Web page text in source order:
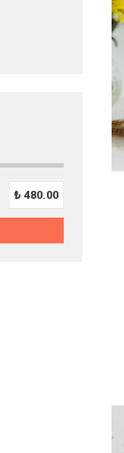
₺ 480.00